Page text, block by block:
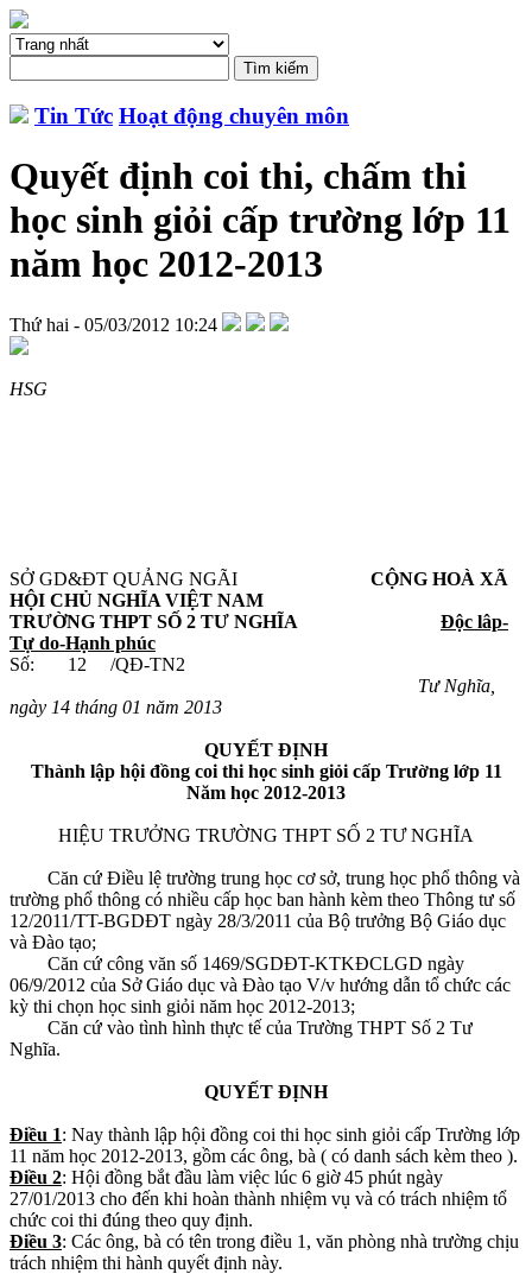
Tin Tức Hoạt động chuyên môn
Quyết định coi thi, chấm thi
học sinh giỏi cấp trường lớp 11
năm học 2012-2013
Thứ hai - 05/03/2012 10:24
HSG
SỞ GD&ĐT QUẢNG NGÃI CỘNG HOÀ XÃ
HỘI CHỦ NGHĨA VIỆT NAM
TRƯỜNG THPT SỐ 2 TƯ NGHĨA
Độc lâp-
Tự do-Hạnh phúc
Số: 12 /QĐ-TN2
Tư Nghĩa,
ngày 14 tháng 01 năm 2013
QUYẾT ĐỊNH
Thành lập hội đồng coi thi học sinh giỏi cấp Trường lớp 11
Năm học 2012-2013
HIỆU TRƯỞNG TRƯỜNG THPT SỐ 2 TƯ NGHĨA
Căn cứ Điều lệ trường trung học cơ sở, trung học phổ thông và
trường phổ thông có nhiều cấp học ban hành kèm theo Thông tư số
12/2011/TT-BGDĐT ngày 28/3/2011 của Bộ trưởng Bộ Giáo dục
và Đào tạo;
Căn cứ công văn số 1469/SGDĐT-KTKĐCLGD ngày
06/9/2012 của Sở Giáo dục và Đào tạo V/v hướng dẫn tổ chức các
kỳ thi chọn học sinh giỏi năm học 2012-2013;
Căn cứ vào tình hình thực tế của Trường THPT Số 2 Tư
Nghĩa.
QUYẾT ĐỊNH
Điều 1: Nay thành lập hội đồng coi thi học sinh giỏi cấp Trường lớp
11 năm học 2012-2013, gồm các ông, bà ( có danh sách kèm theo ).
Điều 2: Hội đồng bắt đầu làm việc lúc 6 giờ 45 phút ngày
27/01/2013 cho đến khi hoàn thành nhiệm vụ và có trách nhiệm tổ
chức coi thi đúng theo quy định.
Điều 3: Các ông, bà có tên trong điều 1, văn phòng nhà trường chịu
trách nhiệm thi hành quyết định này.